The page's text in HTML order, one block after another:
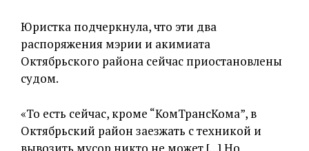
Юристка подчеркнула, что эти два
распоряжения мэрии и акимиата
Октябрьского района сейчас приостановлены
судом.
«То есть сейчас, кроме “КомТрансКома”, в
Октябрьский район заезжать с техникой и
вывозить мусор никто не может […] Но